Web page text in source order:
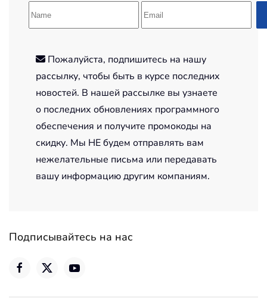
Пожалуйста, подпишитесь на нашу
рассылку, чтобы быть в курсе последних
новостей. В нашей рассылке вы узнаете
о последних обновлениях программного
обеспечения и получите промокоды на
скидку. Мы НЕ будем отправлять вам
нежелательные письма или передавать
вашу информацию другим компаниям.
Подписывайтесь на нас